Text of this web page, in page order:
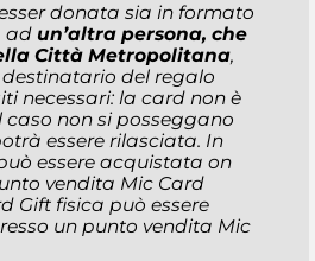
donata sia in formato
ad un’altra persona, che
Città Metropolitana,
del regalo
necessari: la card non è
non si posseggano
essere rilasciata. In
essere acquistata on
vendita Mic Card
Gift fisica può essere
un punto vendita Mic